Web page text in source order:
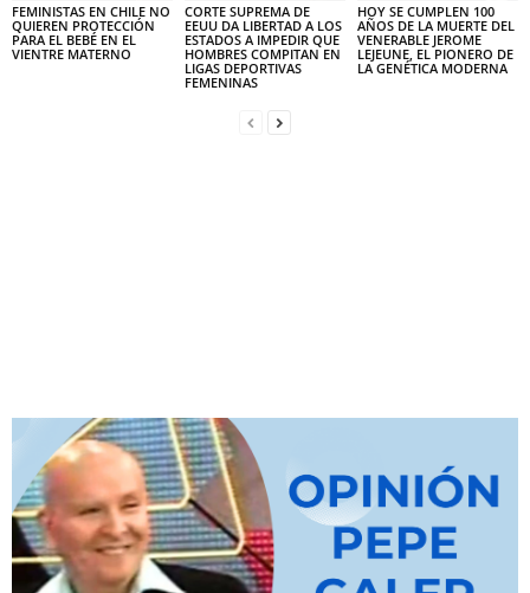
FEMINISTAS EN CHILE NO
QUIEREN PROTECCIÓN
PARA EL BEBÉ EN EL
VIENTRE MATERNO
CORTE SUPREMA DE
EEUU DA LIBERTAD A LOS
ESTADOS A IMPEDIR QUE
HOMBRES COMPITAN EN
LIGAS DEPORTIVAS
FEMENINAS
HOY SE CUMPLEN 100
AÑOS DE LA MUERTE DEL
VENERABLE JEROME
LEJEUNE, EL PIONERO DE
LA GENÉTICA MODERNA